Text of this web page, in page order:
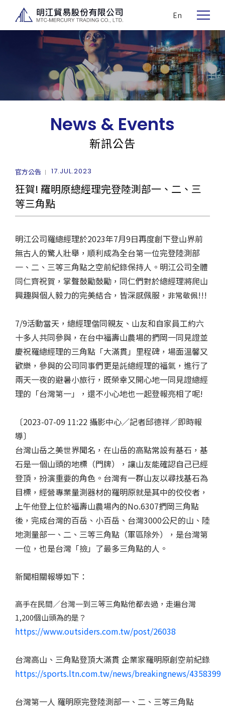
En
News & Events
新訊公告
官方公告 17.JUL.2023
狂賀! 羅明原總經理完登陸測部一、二、三
等三角點
明江公司羅總經理於2023年7月9日再度創下登山界前
無古人的驚人壯舉，順利成為全台第一位完登陸測部
一、二、三等三角點之空前紀錄保持人。明江公司全體
同仁齊祝賀，掌聲鼓勵鼓勵，同仁們對於總經理將爬山
興趣與個人毅力的完美結合，皆深感佩服， 非常敬佩!!!
7/9活動當天，總經理偕同親友、山友和自家員工約六
十多人共同參與，在台中福壽山農場的捫岡一同見證並
慶祝羅總經理的三角點「大滿貫」里程碑，場面溫馨又
歡樂，參與的公司同事們更是託總經理的福氣，進行了
兩天一夜的避暑小旅行，既榮幸又開心地一同見證總經
理的「台灣第一」，還不小心地也一起登報亮相了呢!
〔2023-07-09 11:22 攝影中心／記者邱德祥／即時報
導〕
台灣山岳之美世界聞名，在山岳的高點常設有基石，基
石是一個山頭的地標（門牌），讓山友能確認自己已經
登頂，扮演重要的角色。台灣有一群山友以尋找基石為
目標，經營專業量測器材的羅明原就是其中的佼佼者，
上午他登上位於福壽山農場內的No.6307捫岡三角點
後，完成台灣的百岳、小百岳、台灣3000公尺的山、陸
地測量部一、二、三等三角點（軍區除外），是台灣第
一位，也是台灣「撿」了最多三角點的人。
新聞相關報導如下：
高手在民間／台灣一到三等三角點他都去過，走遍台灣
1,200個山頭為的是？
https://www.outsiders.com.tw/post/26038
台灣高山、三角點登頂大滿貫 企業家羅明原創空前紀錄
https://sports.ltn.com.tw/news/breakingnews/4358399
台灣第一人 羅明原完登陸測部一、二、三等三角點